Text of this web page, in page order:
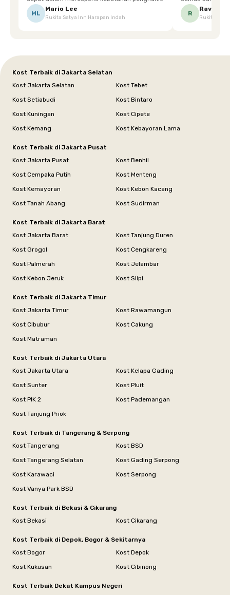
Ketika saya meminta keset karena sempat
terpeleset, permintaan tersebut langsung
ML
Mario Lee
Rukita Satya Inn Harapan Indah
mgkn saran dari air aja & kebersihan lebih di
R
Ravena
Rukita
Kost Terbaik di Jakarta Selatan
Kost Jakarta Selatan
Kost Tebet
Kost Setiabudi
Kost Bintaro
Kost Kuningan
Kost Cipete
Kost Kemang
Kost Kebayoran Lama
Kost Terbaik di Jakarta Pusat
Kost Jakarta Pusat
Kost Benhil
Kost Cempaka Putih
Kost Menteng
Kost Kemayoran
Kost Kebon Kacang
Kost Tanah Abang
Kost Sudirman
Kost Terbaik di Jakarta Barat
Kost Jakarta Barat
Kost Tanjung Duren
Kost Grogol
Kost Cengkareng
Kost Palmerah
Kost Jelambar
Kost Kebon Jeruk
Kost Slipi
Kost Terbaik di Jakarta Timur
Kost Jakarta Timur
Kost Rawamangun
Kost Cibubur
Kost Cakung
Kost Matraman
Kost Terbaik di Jakarta Utara
Kost Jakarta Utara
Kost Kelapa Gading
Kost Sunter
Kost Pluit
Kost PIK 2
Kost Pademangan
Kost Tanjung Priok
Kost Terbaik di Tangerang & Serpong
Kost Tangerang
Kost BSD
Kost Tangerang Selatan
Kost Gading Serpong
Kost Karawaci
Kost Serpong
Kost Vanya Park BSD
Kost Terbaik di Bekasi & Cikarang
Kost Bekasi
Kost Cikarang
Kost Terbaik di Depok, Bogor & Sekitarnya
Kost Bogor
Kost Depok
Kost Kukusan
Kost Cibinong
Kost Terbaik Dekat Kampus Negeri